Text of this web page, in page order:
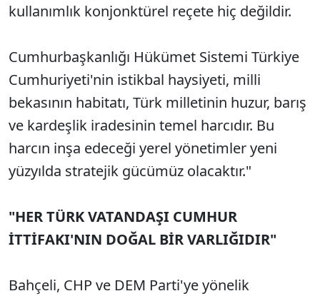
kullanımlık konjonktürel reçete hiç değildir.
Cumhurbaşkanlığı Hükümet Sistemi Türkiye
Cumhuriyeti'nin istikbal haysiyeti, milli
bekasının habitatı, Türk milletinin huzur, barış
ve kardeşlik iradesinin temel harcıdır. Bu
harcın inşa edeceği yerel yönetimler yeni
yüzyılda stratejik gücümüz olacaktır."
"HER TÜRK VATANDAŞI CUMHUR
İTTİFAKI'NIN DOĞAL BİR VARLIĞIDIR"
Bahçeli, CHP ve DEM Parti'ye yönelik